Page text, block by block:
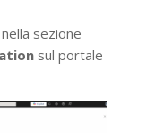
sezione
sul portale